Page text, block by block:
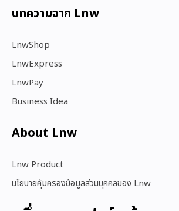
LnwShop
LnwExpress
LnwPay
Lnw Product
นโยบายคุ้มครองข้อมูลส่วนบุคคลของ Lnw